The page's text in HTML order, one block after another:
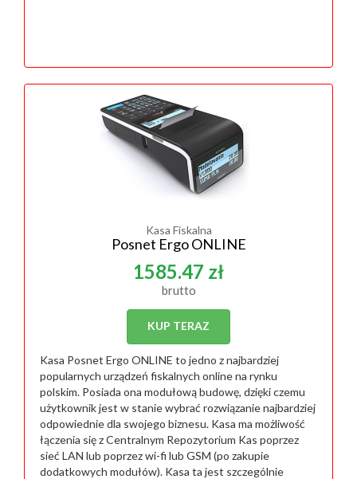
Kasa Fiskalna
Posnet Ergo ONLINE
1585.47 zł
brutto
KUP TERAZ
Kasa Posnet Ergo ONLINE to jedno z najbardziej
popularnych urządzeń fiskalnych online na rynku
polskim. Posiada ona modułową budowę, dzięki czemu
użytkownik jest w stanie wybrać rozwiązanie najbardziej
odpowiednie dla swojego biznesu. Kasa ma możliwość
łączenia się z Centralnym Repozytorium Kas poprzez
sieć LAN lub poprzez wi-fi lub GSM (po zakupie
dodatkowych modułów). Kasa ta jest szczególnie